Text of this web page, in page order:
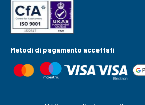
Metodi di pagamento accettati